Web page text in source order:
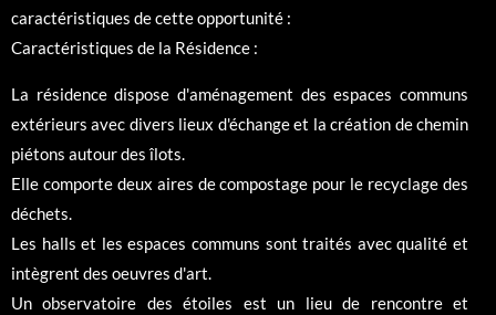
caractéristiques de cette opportunité :
Caractéristiques de la Résidence :
La résidence dispose d'aménagement des espaces communs
extérieurs avec divers lieux d'échange et la création de chemin
piétons autour des îlots.
Elle comporte deux aires de compostage pour le recyclage des
déchets.
Les halls et les espaces communs sont traités avec qualité et
intègrent des oeuvres d'art.
Un observatoire des étoiles est un lieu de rencontre et